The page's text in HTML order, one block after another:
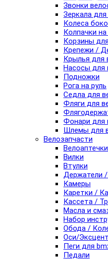
Звонки
Зеркала
Колеса
Колпачки на
Корзины
Крепежи /
Крылья для
Насосы для
Подножки
Рога на руль
Седла для
Фляги для
Фонари для
Шлемы для
Велозапчасти
Вилки
Втулки
Держатели
Камеры
Каретки /
Кассета /
Масла и
Набор
Обода /
Оси/
Пеги для
Педали